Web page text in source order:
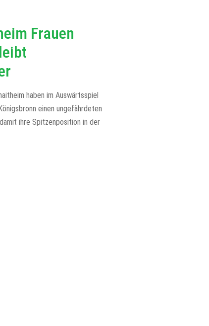
Frauen
haben im Auswärtsspiel
einen ungefährdeten
ihre Spitzenposition in der